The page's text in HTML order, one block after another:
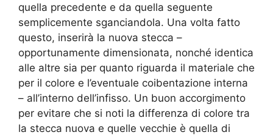
quella precedente e da quella seguente
semplicemente sganciandola. Una volta fatto
questo, inserirà la nuova stecca –
opportunamente dimensionata, nonché identica
alle altre sia per quanto riguarda il materiale che
per il colore e l’eventuale coibentazione interna
– all’interno dell’infisso. Un buon accorgimento
per evitare che si noti la differenza di colore tra
la stecca nuova e quelle vecchie è quella di